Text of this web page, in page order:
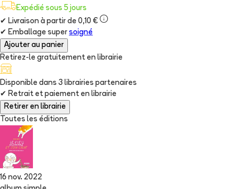
Expédié sous 5 jours
✔ Livraison à partir de 0,10 €
✔ Emballage super soigné
Ajouter au panier
Retirez-le gratuitement en librairie
Disponible dans 3 librairies partenaires
✔ Retrait et paiement en librairie
Retirer en librairie
Toutes les éditions
16 nov. 2022